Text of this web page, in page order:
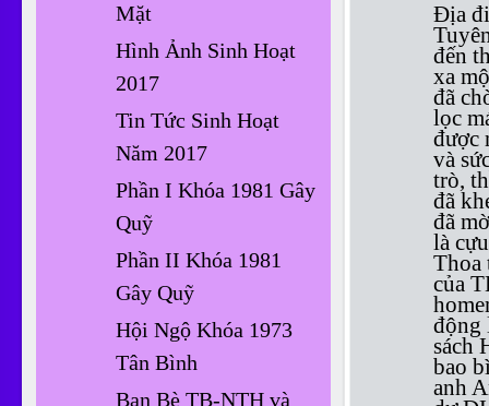
Địa
đến
xa
đã
lọc
được
và
trò,
đã
đã
là
Thoa
của
động
sách
bao
anh
Mặt
Hình Ảnh Sinh Hoạt
2017
Tin Tức Sinh Hoạt
Năm 2017
Phần I Khóa 1981 Gây
Quỹ
Phần II Khóa 1981
Gây Quỹ
Hội Ngộ Khóa 1973
Tân Bình
Bạn Bè TB-NTH và